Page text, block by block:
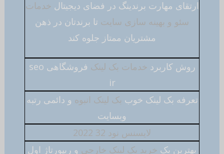
ارتقای مهارت برندینگ در فضای دیجیتال خدمات
سئو و بهینه سازی سایت تا برندتان در ذهن
مشتریان ممتاز جلوه کند
روش کاربرد خدمات بک لینک
فروشگاهی seo
ir
تعرفه بک لینک خوب بک لینک انبوه و دائمی رتبه
وبسایت
لایسنس نود 32 2022
بهترین بک خرید بک لینک خارجی و ریپورتاژ اول